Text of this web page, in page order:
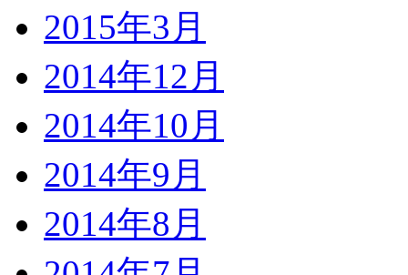
2015年3月
2014年12月
2014年10月
2014年9月
2014年8月